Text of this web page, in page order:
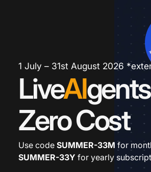
1 July – 31st August 2026
LiveAI
Zero Cost
Use code SUMMER-33M for
SUMMER-33Y for yearly